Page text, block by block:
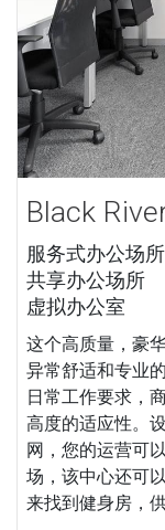
Black
服务式办公场所
共享办公场所
虚拟办公室
这个高质量，豪
异常舒适和专业
日常工作要求，
高度的适应性。
网，您的运营可
场，该中心还可
来找到健身房，